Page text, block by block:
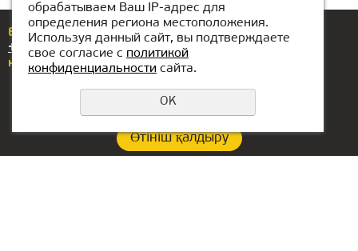
Егер сізде сұрақтар немесе ұсыныстар болса,
+7(776)077-31-01нөміріне қоңырау шалыңыз
немесе бізге жазыңызatyrau@kiber1.com
Өтініш қалдыру
обрабатываем Ваш IP-адрес для
определения региона местоположения.
Используя данный сайт, вы подтверждаете
свое согласие с политикой
конфиденциальности сайта.
OK